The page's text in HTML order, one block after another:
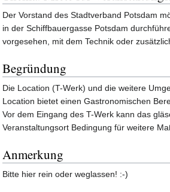
Der Vorstand des Stadtverband Potsdam
in der Schiffbauergasse Potsdam
vorgesehen, mit dem Technik oder
Begründung
Die Location (T-Werk) und die weitere
Location bietet einen Gastronomischen
Vor dem Eingang des T-Werk kann das
Veranstaltungsort Bedingung für weitere
Anmerkung
Bitte hier rein oder weglassen! :-)